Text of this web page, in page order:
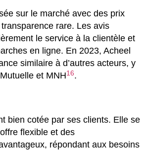
sur le marché avec des prix
rare. Les avis
le service à la clientèle et
en ligne. En 2023, Acheel
similaire à d’autres acteurs, y
et MNH16.
bien cotée par ses clients. Elle se
flexible et des
répondant aux besoins